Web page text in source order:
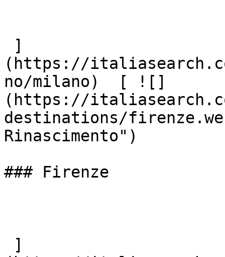
(https://
no/milano)  [ ![]
(https://
destinations/
Rinascimento")
### Firenze